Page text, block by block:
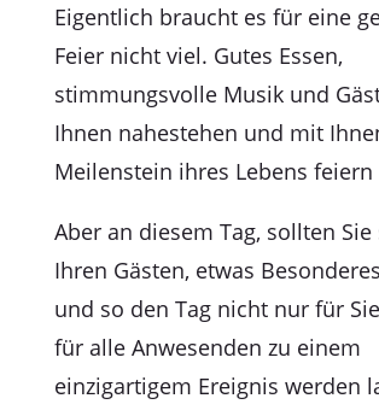
Eigentlich braucht es für eine
Feier nicht viel. Gutes Essen,
stimmungsvolle Musik und
Ihnen nahestehen und mit
Meilenstein ihres Lebens
Aber an diesem Tag, sollten
Ihren Gästen, etwas
und so den Tag nicht nur für
für alle Anwesenden zu einem
einzigartigem Ereignis werden